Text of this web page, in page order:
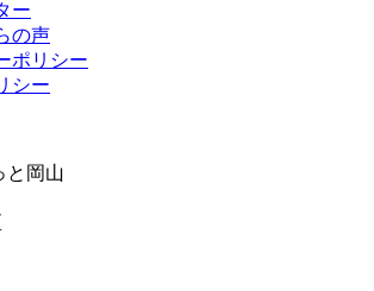
ー
の声
ポリシー
シー
と岡山